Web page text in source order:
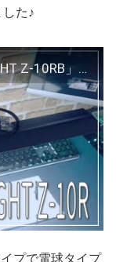
た♪
【デスクライト】山田照明「 Z-LIGHT Z-10RB」を紹介 – デスク作業が格段に見やすくなりました！
プで電球タイプ